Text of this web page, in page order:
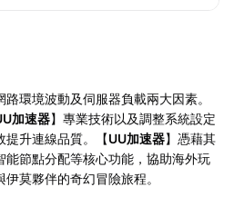
路環境波動及伺服器負載兩大因素。
加速器】專業技術以及調整系統設定
提升連線品質。【UU加速器】憑藉其
能節點分配等核心功能，協助海外玩
莫夥伴的奇幻冒險旅程。